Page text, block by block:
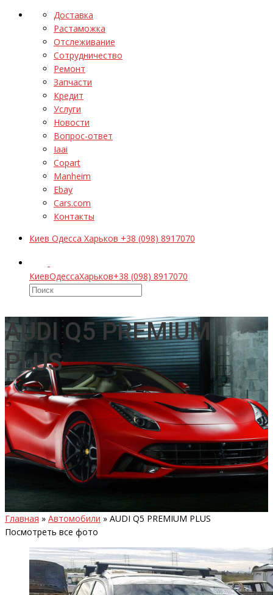
Доставка
Растаможка
Отслеживание
Сотрудничество
Ремонт
Запчасти
Кредит
Услуги
Новости
Вопрос-ответ
Iaai
Copart
Manheim
Ebay
Cars.com
Контакты
Киев Одесса Харьков +38 (098) 8917070
КиевОдессаХарьков+38 (098) 8917070
AUDI Q5 PREMIUM
PLUS
Главная » Автомобили » AUDI Q5 PREMIUM PLUS
Посмотреть все фото